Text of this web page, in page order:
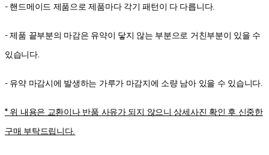
- 핸드메이드 제품으로 제품마다 각기 패턴이 다 다릅니다.
- 제품 끝부분의 마감은 유약이 닿지 않는 부분으로 거친부분이 있을 수
있습니다.
- 유약 마감시에 발생하는 가루가 마감지에 소량 남아 있을 수 있습니다.
* 위 내용은 교환이나 반품 사유가 되지 않으니상세사진 확인 후 신중한
구매 부탁드립니다.